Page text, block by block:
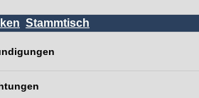
Stammtisch